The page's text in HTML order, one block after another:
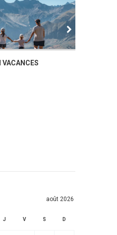
VACANCES
août 2026
J V S D